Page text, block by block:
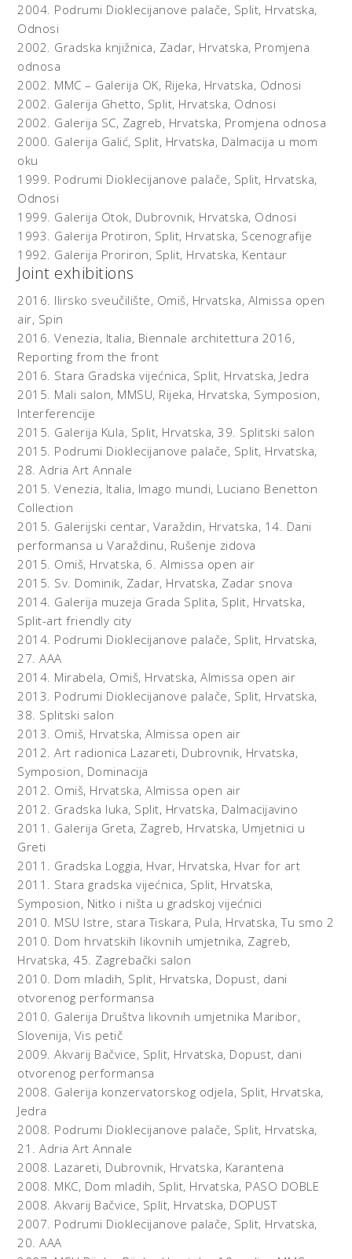
su gradivni element konačne slike vibrantne frekvencije i
meditativnog učinka. Slično početnom stvarnom motivu
beskonačne mijene svjetlosti i boja na horizontu.
U idućem koraku, Pagar je taj proces prenio u drugi medij,
u kompjutorski algoritam beskonačnog niza izmjena:
Javascript program u nekoliko programskih naredbi vodio
je izmjenu boja definiranih HTML-om, to jest boje i njihova
izmjena definirane se internet tehnologijom. Autor pri
tome zadaje samo početne parametre zbivanja, a daljnji
tijek prepušten je slučaju generiranom unutar programa ili
zakonitostima korištene tehnologije. Kako sam Pagar
objašnjava rad koji je nazvao “Promjene odnosa”: “Za
razliku od 'artefakata', koji pojedinu određenost fiksiraju
u prostoru/vremenu, kod 'derivata' - "Promjene odnosa",
površine mjenjaju boju u slučajnom, beskonačnom nizu
varijacija, transformiranih u simulaciju 'promjenjivih
odnosa'". Slika neprekidno generira samu sebe.
Na izložbi u zagrebačkoj Galeriji Studentskog centra 2002.
Pagar je dalje ta dva rada spojio u jedinstveni ambijent.
Oslikana platna postavio je tako da do njih dopire
svjetlost projekcije generiranih promjenjivih boja i stvara
‘treću boju’. U spoju ‘stvarnih slika’ od pigmenta i onih
samo-stvorenih virtualnim pixelima u prostoru galerije i u
doživljaju promatrača nastalo je nešto što se može
nazvati, kako kaže autor, “slikom boje”.
Na tragu tih radova nastao je i audio rad “Interferencije
(Zvuk slike)” koji je Vanje Pagar pripremio za Sliku od
zvuka. Riječ je o zvukovnoj kompoziciji nastaloj isključivo
komponiranjem ‘slike’ odnogno grafičkog prikaza zvuka na
kompjutorskom zaslonu. Zvuk koji ćete čuti slučajna je
posljedica manipuliranja vizualnom situacijom.
Evelina Turković
-----------------------
SYMPOSION - DOMINACIJA, DUBROVNIK, GALERIJA OTOK,
ARL, 2012
Symposion – Dominacija, izložba u Art radionici Lazareti
na kojoj su sudjelovali splitski i dubrovački suvremeni
umjetnici u kustoskoj koncepciji Branka Cerovca,
svojevrsna je sestrinska izložba onoj održanoj u Splitu
prošle godine u nekadašnjoj gradskoj vijećnici naslovljenoj
Symposion: nitko i ništa u vijećnici, siromaštvo / eros /
umjetnost. U oba slučaja prostor je uključen u koncept
izložbe, kod splitske izložbe deklarativno referiranjem na
njegovu nekadašnju funkciju i subverzivnom gotovo
drskim podnaslovom, u dubrovačkom slučaju implicitno,
ostavljajući promatraču da artikulira misao o Lazaretima
kao oazi, prostornom punktu otvorenom za slobodnu i
kritičku misao.
Za razliku od splitske izložbe u kojoj se pojmovi „gozbe“ i
„okupljanja“ intenzivno tematiziraju, pa je svoje mjesto na
izložbi našla i sama knjiga Platonovih dijaloga,
kao dio privremene instalacije kustosa izložbe Branka
Cerovca, kod dubrovačke izložbe „symposion“ je samo
druga riječ za okvir okupljanja. Stvarna tema je
dominacija, a moć, vlast, izoliranost, masovni turizam,
laži, nasilje, pritisak i vlastiti umjetnički identitet „u smislu
djelatnog činitelja izmjene svijeta na bolje“, kako stoji u
uvodnom tekstu izložbe, samo su neki od pojmova koje
su interpretirali odabrani umjetnici.
(Ispod svih tih zastava)
Rad koji se gotovo pamfletistički referira na situaciju
dominacije u svim njenim slojevima i istovremeno
balansira u tankom međuprostoru između punokrvnog
2004. Podrumi Dioklecijanove palače, Split, Hrvatska,
Odnosi
2002. Gradska knjižnica, Zadar, Hrvatska, Promjena
odnosa
2002. MMC – Galerija OK, Rijeka, Hrvatska, Odnosi
2002. Galerija Ghetto, Split, Hrvatska, Odnosi
2002. Galerija SC, Zagreb, Hrvatska, Promjena odnosa
2000. Galerija Galić, Split, Hrvatska, Dalmacija u mom
oku
1999. Podrumi Dioklecijanove palače, Split, Hrvatska,
Odnosi
1999. Galerija Otok, Dubrovnik, Hrvatska, Odnosi
1993. Galerija Protiron, Split, Hrvatska, Scenografije
1992. Galerija Proriron, Split, Hrvatska, Kentaur
Joint exhibitions
2016. Ilirsko sveučilište, Omiš, Hrvatska, Almissa open
air, Spin
2016.Venezia, Italia, Biennale architettura 2016,
Reporting from the front
2016. Stara Gradska vijećnica, Split, Hrvatska, Jedra
2015. Mali salon, MMSU, Rijeka, Hrvatska, Symposion,
Interferencije
2015. Galerija Kula, Split, Hrvatska,39. Splitski salon
2015. Podrumi Dioklecijanove palače, Split, Hrvatska,
28. Adria Art Annale
2015.Venezia, Italia, Imago mundi, Luciano Benetton
Collection
2015. Galerijski centar, Varaždin, Hrvatska, 14. Dani
performansa u Varaždinu, Rušenje zidova
2015. Omiš, Hrvatska, 6. Almissa open air
2015. Sv. Dominik, Zadar, Hrvatska, Zadar snova
2014. Galerija muzeja Grada Splita, Split, Hrvatska,
Split-art friendly city
2014. Podrumi Dioklecijanove palače, Split, Hrvatska,
27. AAA
2014. Mirabela, Omiš, Hrvatska,Almissa open air
2013. Podrumi Dioklecijanove palače, Split, Hrvatska,
38. Splitski salon
2013. Omiš, Hrvatska,Almissa open air
2012.Art radionica Lazareti, Dubrovnik, Hrvatska,
Symposion, Dominacija
2012. Omiš, Hrvatska,Almissa open air
2012. Gradska luka, Split, Hrvatska, Dalmacijavino
2011. Galerija Greta, Zagreb, Hrvatska, Umjetnici u
Greti
2011. Gradska Loggia, Hvar, Hrvatska, Hvar for art
2011. Stara gradska vijećnica, Split, Hrvatska,
Symposion, Nitko i ništa u gradskoj vijećnici
2010. MSU Istre, stara Tiskara, Pula, Hrvatska,Tu smo 2
2010. Dom hrvatskih likovnih umjetnika, Zagreb,
Hrvatska,45. Zagrebački salon
2010. Dom mladih, Split, Hrvatska, Dopust, dani
otvorenog performansa
2010. Galerija Društva likovnih umjetnika Maribor,
Slovenija, Vis petič
2009.Akvarij Bačvice, Split, Hrvatska, Dopust, dani
otvorenog performansa
2008. Galerija konzervatorskog odjela, Split, Hrvatska,
Jedra
2008. Podrumi Dioklecijanove palače, Split, Hrvatska,
21. Adria Art Annale
2008. Lazareti, Dubrovnik, Hrvatska, Karantena
2008. MKC, Dom mladih, Split, Hrvatska, PASO DOBLE
2008.Akvarij Bačvice, Split, Hrvatska, DOPUST
2007. Podrumi Dioklecijanove palače, Split, Hrvatska,
20. AAA